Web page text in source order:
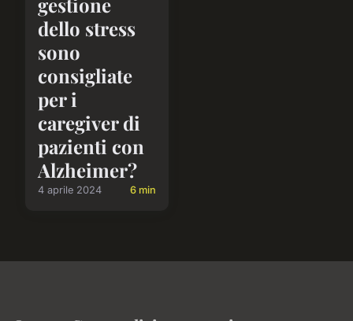
dello stress
sono
consigliate
per i
caregiver di
pazienti con
Alzheimer?
4 aprile 2024 6 min